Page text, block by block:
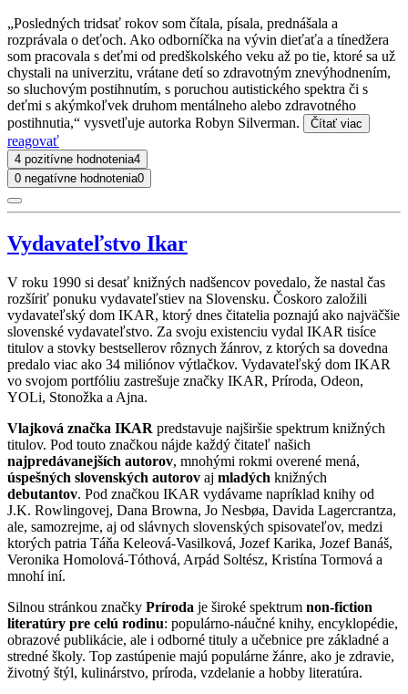
„Posledných tridsať rokov som čítala, písala, prednášala a
rozprávala o deťoch. Ako odborníčka na vývin dieťaťa a tínedžera
som pracovala s deťmi od predškolského veku až po tie, ktoré sa už
chystali na univerzitu, vrátane detí so zdravotným znevýhodnením,
so sluchovým postihnutím, s poruchou autistického spektra či s
deťmi s akýmkoľvek druhom mentálneho alebo zdravotného
postihnutia,“ vysvetľuje autorka Robyn Silverman.
Čítať viac
reagovať
4 pozitívne hodnotenia4
0 negatívne hodnotenia0
Vydavateľstvo Ikar
V roku 1990 si desať knižných nadšencov povedalo, že nastal čas
rozšíriť ponuku vydavateľstiev na Slovensku. Čoskoro založili
vydavateľský dom IKAR, ktorý dnes čitatelia poznajú ako najväčšie
slovenské vydavateľstvo. Za svoju existenciu vydal IKAR tisíce
titulov a stovky bestsellerov rôznych žánrov, z ktorých sa dovedna
predalo viac ako 34 miliónov výtlačkov. Vydavateľský dom IKAR
vo svojom portfóliu zastrešuje značky IKAR, Príroda, Odeon,
YOLi, Stonožka a Ajna.
Vlajková značka IKAR predstavuje najširšie spektrum knižných
titulov. Pod touto značkou nájde každý čitateľ našich
najpredávanejších autorov, mnohými rokmi overené mená,
úspešných slovenských autorov aj mladých knižných
debutantov. Pod značkou IKAR vydávame napríklad knihy od
J.K. Rowlingovej, Dana Browna, Jo Nesbøa, Davida Lagercrantza,
ale, samozrejme, aj od slávnych slovenských spisovateľov, medzi
ktorých patria Táňa Keleová-Vasilková, Jozef Karika, Jozef Banáš,
Veronika Homolová-Tóthová, Arpád Soltész, Kristína Tormová a
mnohí iní.
Silnou stránkou značky Príroda je široké spektrum non-fiction
literatúry pre celú rodinu: populárno-náučné knihy, encyklopédie,
obrazové publikácie, ale i odborné tituly a učebnice pre základné a
stredné školy. Top zastúpenie majú populárne žánre, ako je zdravie,
životný štýl, kulinárstvo, príroda, vzdelanie a hobby literatúra.